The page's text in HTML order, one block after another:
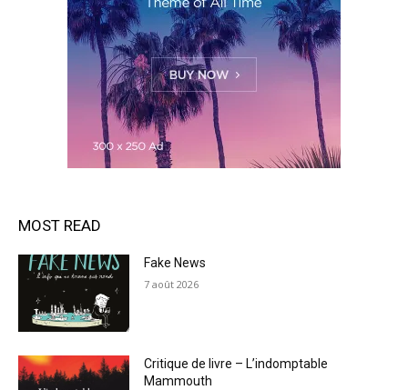
MOST READ
Fake News
7 août 2026
Critique de livre – L’indomptable
Mammouth